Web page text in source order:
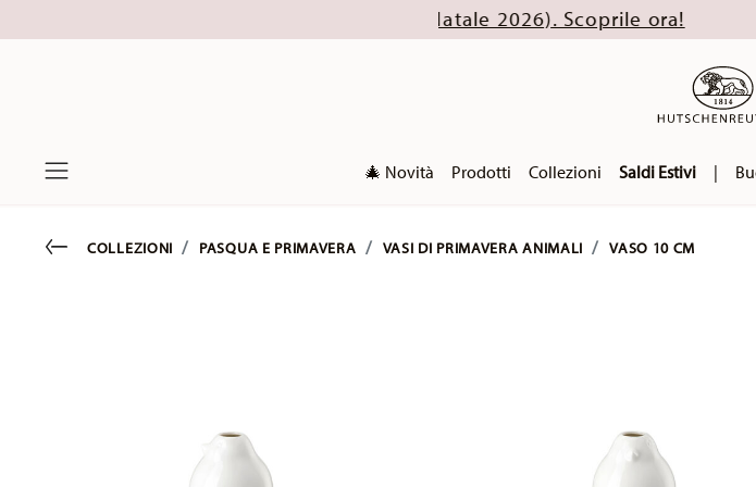
(escluse le collezioni di Natale 2026). Scoprile ora!
🎄 Novità Prodotti Collezioni Saldi Estivi |
Go backCOLLEZIONI PASQUA E PRIMAVERA VASI DI PRIMAVERA ANIMALI VASO 10 CM